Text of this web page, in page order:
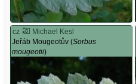
cz
Michael Kesl
Jeřáb Mougeotův (Sorbus
mougeotii)